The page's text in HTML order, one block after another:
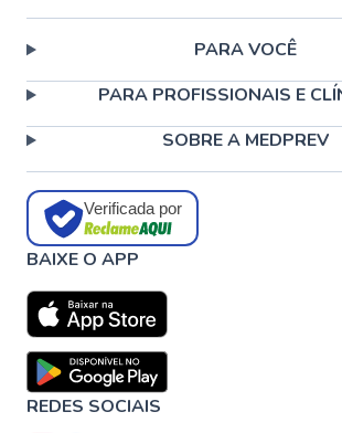
PARA VOCÊ
PARA PROFISSIONAIS E
SOBRE A MEDPREV
Verificada por
BAIXE O APP
REDES SOCIAIS